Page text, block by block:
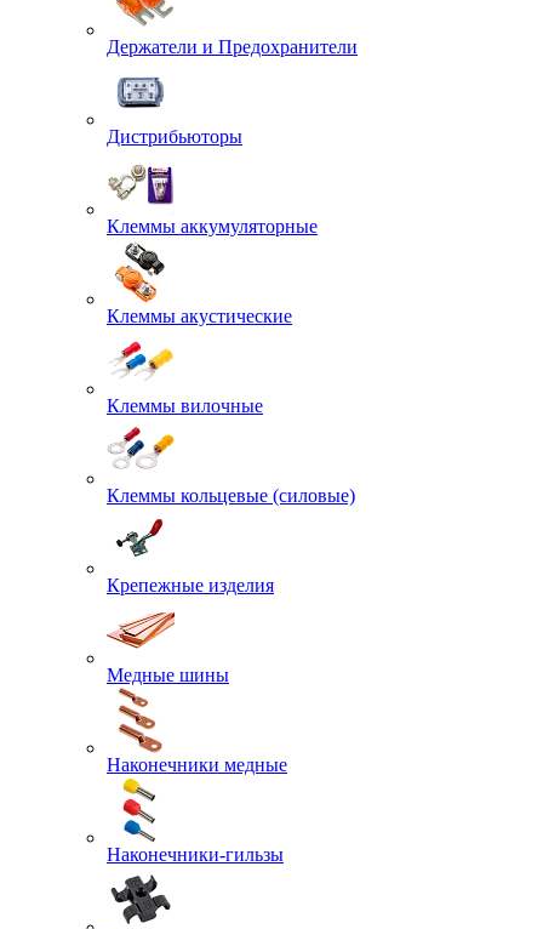
Держатели и Предохранители
Дистрибьюторы
Клеммы аккумуляторные
Клеммы акустические
Клеммы вилочные
Клеммы кольцевые (силовые)
Крепежные изделия
Медные шины
Наконечники медные
Наконечники-гильзы